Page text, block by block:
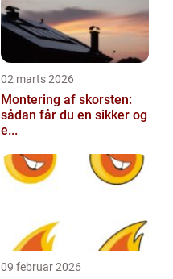
02 marts 2026
Montering af skorsten:
sådan får du en sikker og
e...
09 februar 2026